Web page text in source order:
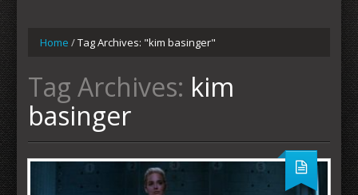
Home /Tag Archives: "kim basinger"
Tag Archives: kim
basinger